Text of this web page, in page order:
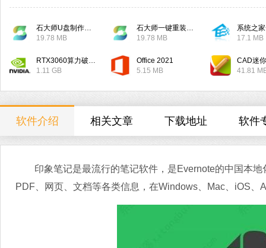
19.78 MB
19.78 MB
系统之
17.1 MB
1.11 GB
Office 2021
5.15 MB
CAD迷
41.81
软件介绍 相关文章 下载地址 软件
印象笔记是最流行的笔记软件，是Evernote的中国本地
PDF、网页、文档等各类信息，在Windows、Mac、iOS